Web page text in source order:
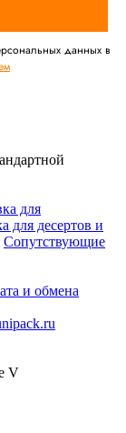
данных в
для
для десертов и
Сопутствующие
и обмена
V